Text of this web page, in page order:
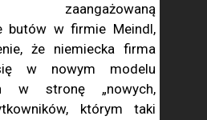
zaangażowaną
butów w firmie Meindl,
że niemiecka firma
w nowym modelu
w stronę „nowych,
którym taki